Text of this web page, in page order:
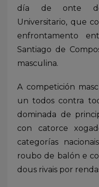
día de onte do
Universitario, que
enfrontamento
Santiago de
masculina.
A competición
un todos contra
dominada de
con catorce
categorías
roubo de balón e
dous rivais por